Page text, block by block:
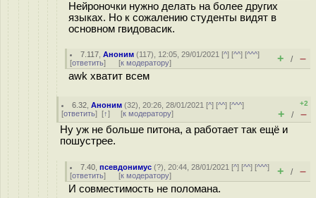
Нейроночки нужно делать на более других
языках. Но к сожалению студенты видят в
основном гвидовасик.
7.117 ,Аноним (117), 12:05, 29/01/2021 [^] [^^] [^^^]
[ответить] [к модератору] + / –
awk хватит всем
6.32 ,Аноним (32), 20:26, 28/01/2021 [^] [^^] [^^^]
[ответить] [↑] [к модератору]
+2
+ / –
Ну уж не больше питона, а работает так ещё и
пошустрее.
7.40 ,псевдонимус (?), 20:44, 28/01/2021 [^] [^^] [^^^]
[ответить] [к модератору] + / –
И совместимость не поломана.